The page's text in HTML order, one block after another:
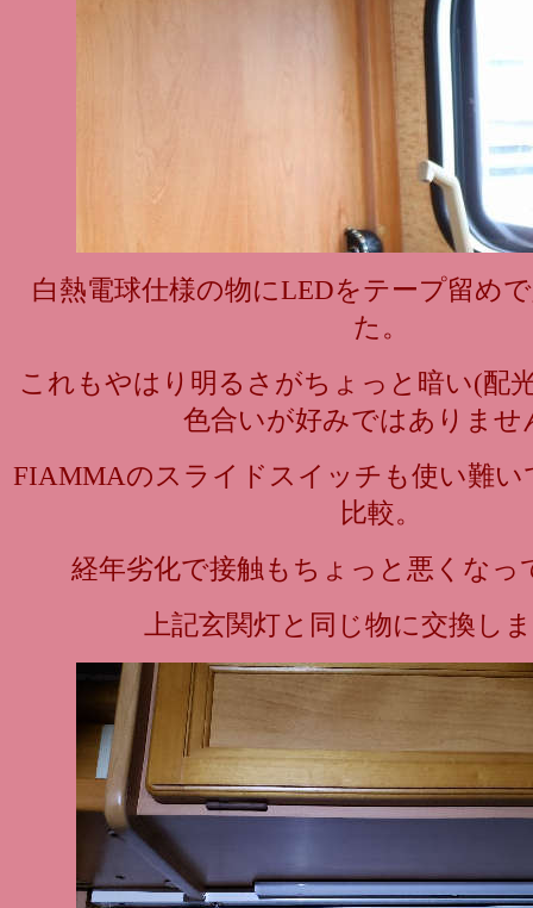
白熱電球仕様の物にLEDをテープ留め
た。
これもやはり明るさがちょっと暗い(配
色合いが好みではありませ
FIAMMAのスライドスイッチも使い難い
比較。
経年劣化で接触もちょっと悪くなっ
上記玄関灯と同じ物に交換し